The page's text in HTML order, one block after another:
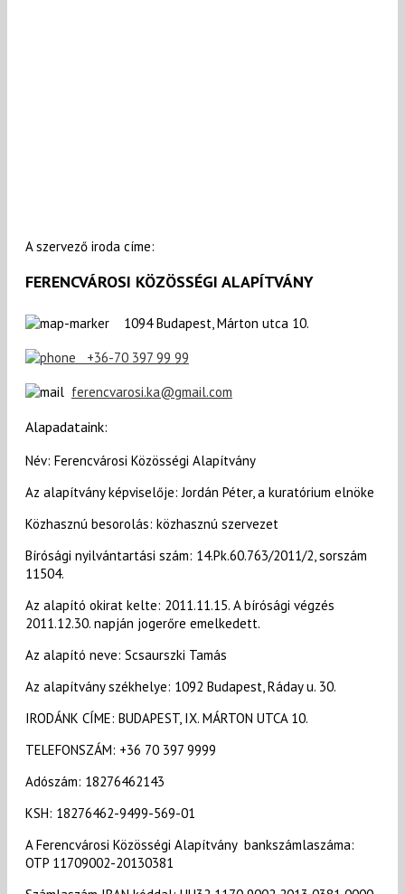
A szervező iroda címe:
FERENCVÁROSI KÖZÖSSÉGI ALAPÍTVÁNY
1094 Budapest, Márton utca 10.
+36-70 397 99 99
ferencvarosi.ka@gmail.com
Alapadataink:
Név: Ferencvárosi Közösségi Alapítvány
Az alapítvány képviselője: Jordán Péter, a kuratórium elnöke
Közhasznú besorolás: közhasznú szervezet
Bírósági nyilvántartási szám: 14.Pk.60.763/2011/2, sorszám
11504.
Az alapító okirat kelte: 2011.11.15. A bírósági végzés
2011.12.30. napján jogerőre emelkedett.
Az alapító neve: Scsaurszki Tamás
Az alapítvány székhelye: 1092 Budapest, Ráday u. 30.
IRODÁNK CÍME: BUDAPEST, IX. MÁRTON UTCA 10.
TELEFONSZÁM: +36 70 397 9999
Adószám: 18276462143
KSH: 18276462-9499-569-01
A Ferencvárosi Közösségi Alapítvány bankszámlaszáma:
OTP 11709002-20130381